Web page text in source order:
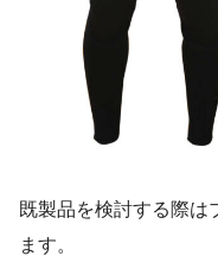
既製品を検討する際は
ます。